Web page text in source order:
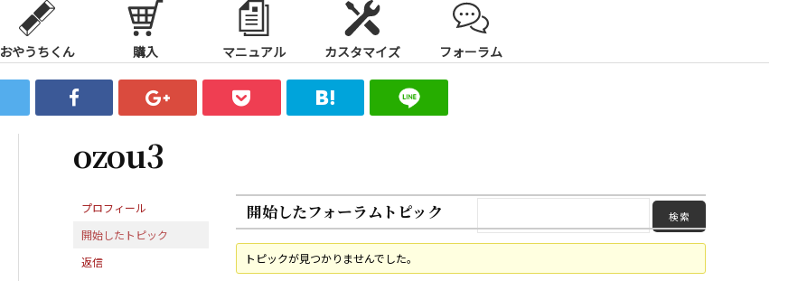
おやうちくん 購入 マニュアル カスタマイズ フォーラム
ozou3
プロフィール
開始したトピック
返信
開始したフォーラムトピック
トピックが見つかりませんでした。